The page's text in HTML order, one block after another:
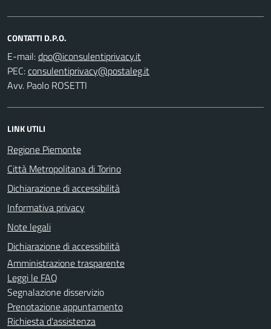
CONTATTI D.P.O.
E-mail:
PEC:
Avv. Paolo ROSETTI
LINK UTILI
Regione Piemonte
Città Metropolitana di Torino
Dichiarazione di accessibilità
Informativa privacy
Note legali
Dichiarazione di accessibilità
Amministrazione trasparente
Leggi le FAQ
Segnalazione disservizio
Prenotazione appuntamento
Richiesta d'assistenza